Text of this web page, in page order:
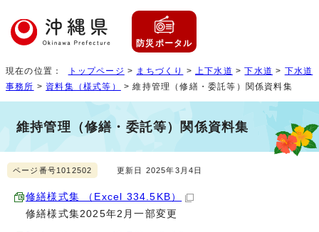
防災ポータル
現在の位置： トップページ > まちづくり >上下水道 >下水道 > 下水道
事務所 > 資料集（様式等） > 維持管理（修繕・委託等）関係資料集
維持管理（修繕・委託等）関係資料集
ページ番号1012502 更新日 2025年3月4日
修繕様式集 （Excel 334.5KB）
修繕様式集2025年2月一部変更